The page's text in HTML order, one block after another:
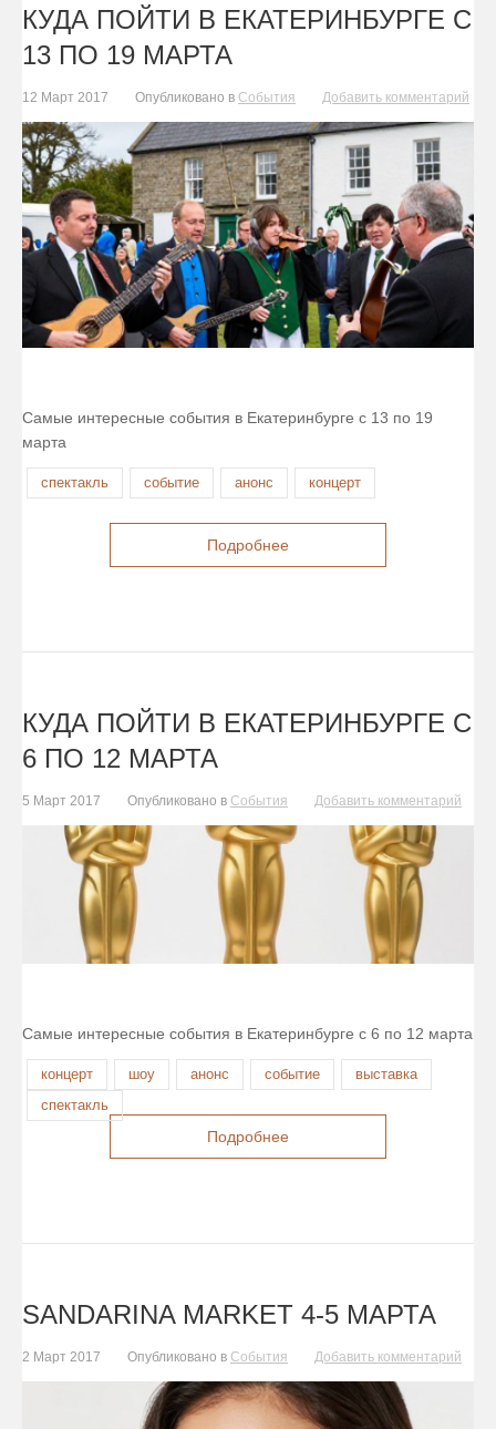
КУДА ПОЙТИ В ЕКАТЕРИНБУРГЕ С
13 ПО 19 МАРТА
12 Март 2017 Опубликовано в События Добавить комментарий
Самые интересные события в Екатеринбурге с 13 по 19
марта
спектакль событие анонс концерт
Подробнее
КУДА ПОЙТИ В ЕКАТЕРИНБУРГЕ С
6 ПО 12 МАРТА
5 Март 2017 Опубликовано в События Добавить комментарий
Самые интересные события в Екатеринбурге с 6 по 12 марта
концерт шоу анонс событие
выставка
спектакль
Подробнее
SANDARINA MARKET 4-5 МАРТА
2 Март 2017 Опубликовано в События Добавить комментарий